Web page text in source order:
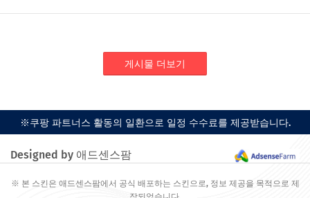
게시물 더보기
※쿠팡 파트너스 활동의 일환으로 일정 수수료를 제공받습니다.
Designed by 애드센스팜
※ 본 스킨은 애드센스팜에서 공식 배포하는 스킨으로, 정보 제공을 목적으로 제